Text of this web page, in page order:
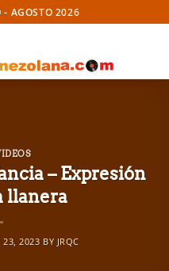
- AGOSTO 2026
– Expresión
llanera
23, 2023 BY JRQC